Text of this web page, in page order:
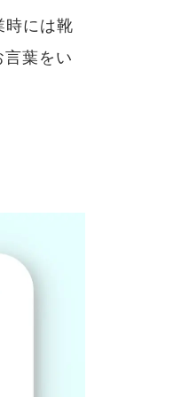
時には靴
葉をい